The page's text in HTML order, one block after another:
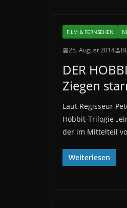
FILM & FERNSEHEN
25. August 2014
DER
Ziegen
Laut Regisseur
Hobbit-Trilogie
der im Mittelteil
Weiterlesen